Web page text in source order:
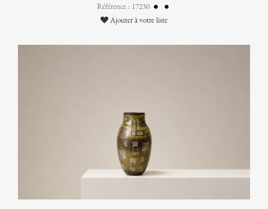
Référence : 17230
Ajouter à votre liste